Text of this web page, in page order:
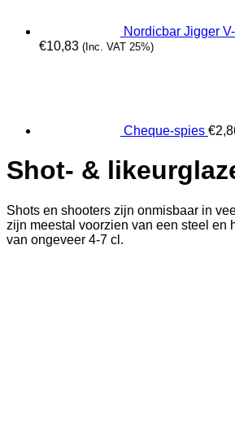
Nordicbar Jigger
€10,83 (Inc. VAT 25%)
Cheque-spies €
Shot- &
Shots en shooters zijn onmisbaar in
zijn meestal voorzien van een steel en
van ongeveer 4-7 cl.